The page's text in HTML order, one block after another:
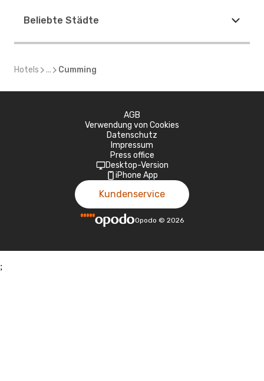
Beliebte Städte
Hotels ... Cumming
AGB
Verwendung von Cookies
Datenschutz
Impressum
Press office
Desktop-Version
iPhone App
Kundenservice
Opodo © 2026
;